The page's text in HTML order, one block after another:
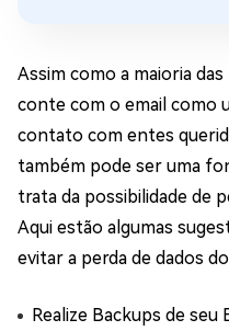
Assim como a maioria
conte com o email como
contato com entes
também pode ser uma
trata da possibilidade de
Aqui estão algumas
evitar a perda de dados
Realize Backups de